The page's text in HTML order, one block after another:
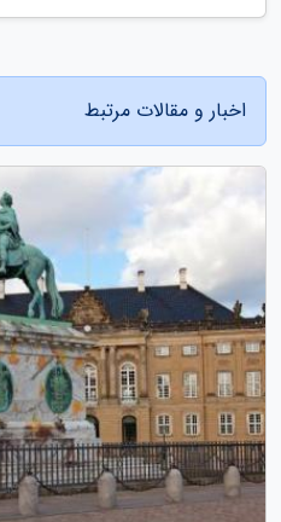
اخبار و مقالات مرتبط